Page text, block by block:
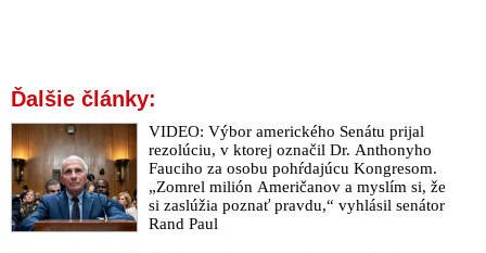
Ďalšie články:
VIDEO: Výbor amerického Senátu prijal
rezolúciu, v ktorej označil Dr. Anthonyho
Fauciho za osobu pohŕdajúcu Kongresom.
„Zomrel milión Američanov a myslím si, že
si zaslúžia poznať pravdu,“ vyhlásil senátor
Rand Paul